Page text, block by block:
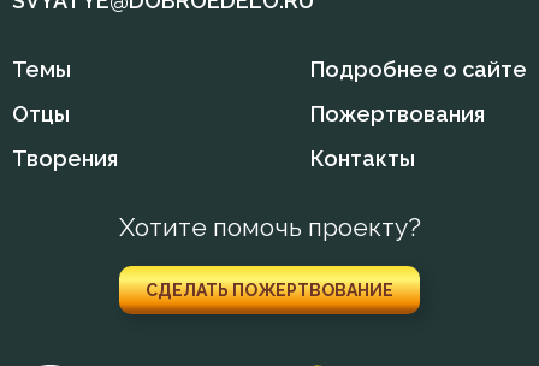
Покаяние
Темы
Отцы
Творения
Подробнее о сайте
Пожертвования
Контакты
Хотите помочь проекту?
СДЕЛАТЬ ПОЖЕРТВОВАНИЕ